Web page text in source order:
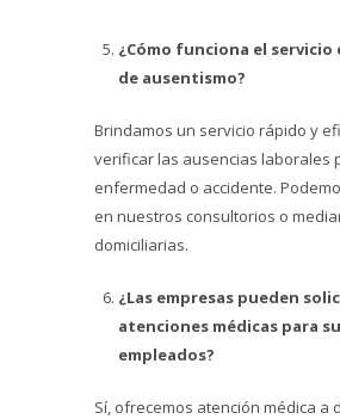
¿Cómo funciona el
de ausentismo?
Brindamos un servicio rápido y
verificar las ausencias laborales
enfermedad o accidente.
en nuestros consultorios o
domiciliarias.
¿Las empresas pueden
atenciones médicas para
empleados?
Sí, ofrecemos atención médica a